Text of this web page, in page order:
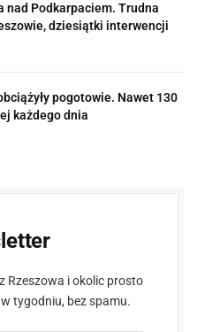
nad Podkarpaciem. Trudna
dziesiątki interwencji
pogotowie. Nawet 130
każdego dnia
Rzeszowa i okolic prosto
tygodniu, bez spamu.